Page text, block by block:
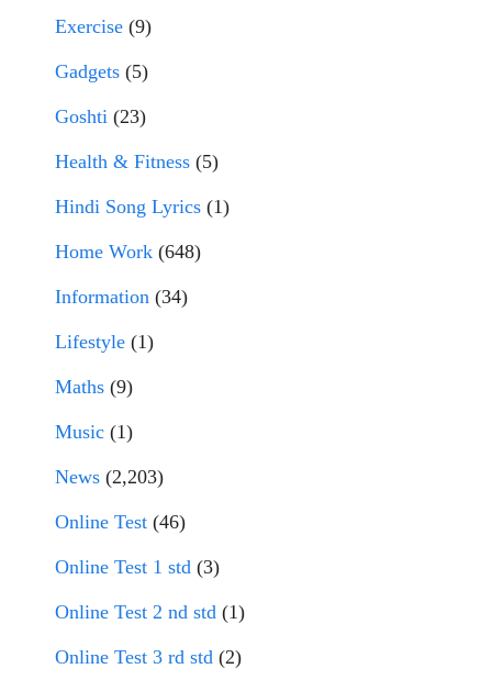
Exercise (9)
Gadgets (5)
Goshti (23)
Health & Fitness (5)
Hindi Song Lyrics (1)
Home Work (648)
Information (34)
Lifestyle (1)
Maths (9)
Music (1)
News (2,203)
Online Test (46)
Online Test 1 std (3)
Online Test 2 nd std (1)
Online Test 3 rd std (2)